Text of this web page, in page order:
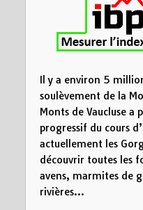
10
Distance
Il y a environ 5
soulèvement de la
Monts de Vaucluse a
progressif du cours
actuellement les
découvrir toutes les
avens, marmites de
rivières…